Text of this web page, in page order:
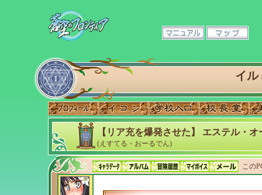
イル
【リア充を爆発させた】 エステル・オ
(えすてる・おーるでん)
この